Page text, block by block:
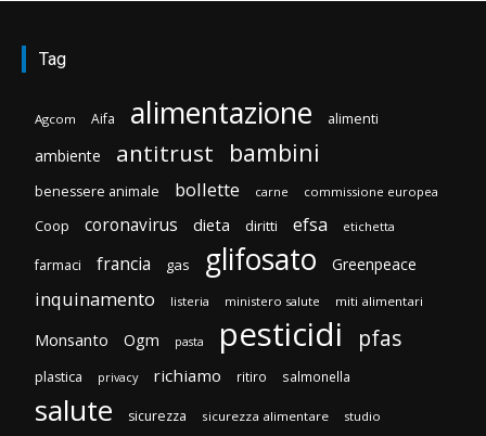
Tag
Agcom Aifa alimentazione alimenti
ambiente antitrust bambini
benessere animale bollette carne commissione europea
Coop coronavirus dieta diritti efsa etichetta
farmaci francia gas glifosato Greenpeace
inquinamento listeria ministero salute miti alimentari
Monsanto Ogm pasta pesticidi pfas
plastica privacy richiamo ritiro salmonella
salute sicurezza sicurezza alimentare studio